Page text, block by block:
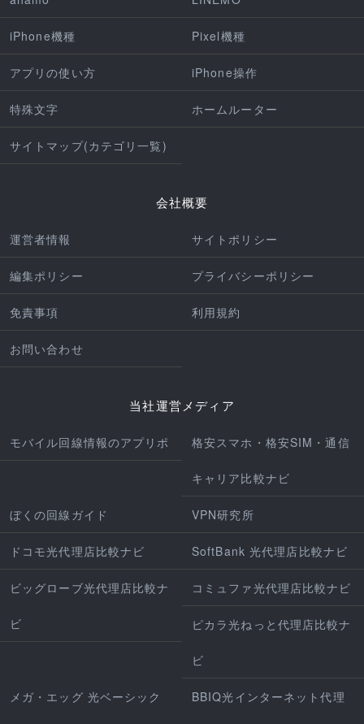
iPhone機種 Pixel機種
アプリの使い方 iPhone操作
特殊文字 ホームルーター
サイトマップ(カテゴリ一覧)
会社概要
運営者情報 サイトポリシー
編集ポリシー プライバシーポリシー
免責事項 利用規約
お問い合わせ
当社運営メディア
モバイル回線情報のアプリポ 格安スマホ・格安SIM・通信
キャリア比較ナビ
ぼくの回線ガイド VPN研究所
ドコモ光代理店比較ナビ SoftBank 光代理店比較ナビ
ビッグローブ光代理店比較ナ
ビ
コミュファ光代理店比較ナビ
ピカラ光ねっと代理店比較ナ
ビ
メガ・エッグ 光ベーシック BBIQ光インターネット代理